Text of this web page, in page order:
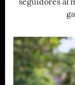
seguidores al